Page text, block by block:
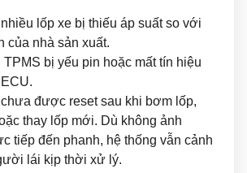
lốp xe bị thiếu áp suất so với
của nhà sản xuất.
TPMS bị yếu pin hoặc mất tín hiệu
được reset sau khi bơm lốp,
thay lốp mới. Dù không ảnh
tiếp đến phanh, hệ thống vẫn cảnh
lái kịp thời xử lý.